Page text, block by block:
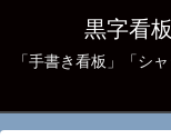
黒字看
「手書き看板」「シ